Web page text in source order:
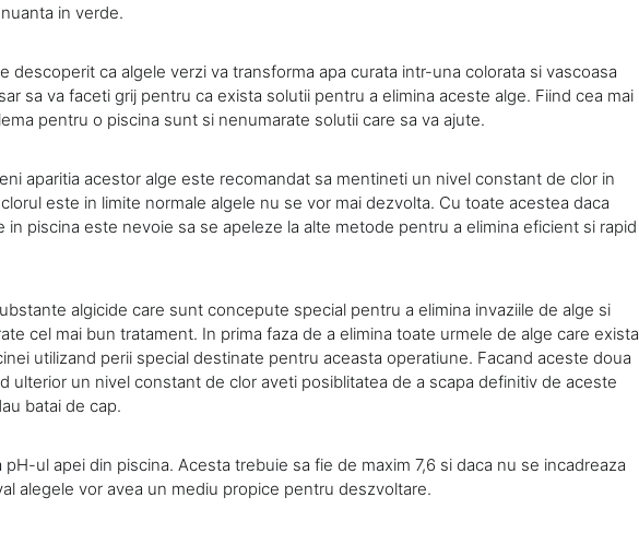
in verde.
descoperit ca algele verzi va transforma apa curata intr-una colorata si vascoasa
sa va faceti grij pentru ca exista solutii pentru a elimina aceste alge. Fiind cea mai
pentru o piscina sunt si nenumarate solutii care sa va ajute.
aparitia acestor alge este recomandat sa mentineti un nivel constant de clor in
este in limite normale algele nu se vor mai dezvolta. Cu toate acestea daca
in piscina este nevoie sa se apeleze la alte metode pentru a elimina eficient si rapid
algicide care sunt concepute special pentru a elimina invaziile de alge si
cel mai bun tratament. In prima faza de a elimina toate urmele de alge care exista
utilizand perii special destinate pentru aceasta operatiune. Facand aceste doua
ulterior un nivel constant de clor aveti posiblitatea de a scapa definitiv de aceste
batai de cap.
pH-ul apei din piscina. Acesta trebuie sa fie de maxim 7,6 si daca nu se incadreaza
alegele vor avea un mediu propice pentru deszvoltare.